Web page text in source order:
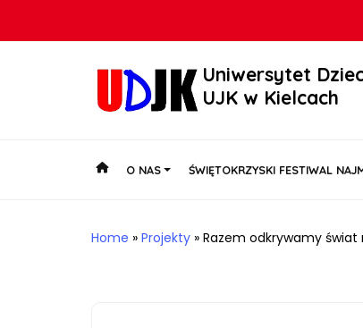
Uniwersytet
UJK w Kielcach
O NAS ŚWIĘTOKRZYSKI FESTIWAL
Home » Projekty » Razem odkrywamy